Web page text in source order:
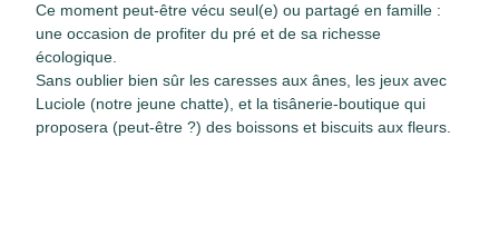
Ce moment peut-être vécu seul(e) ou partagé en famille :
une occasion de profiter du pré et de sa richesse
écologique.
Sans oublier bien sûr les caresses aux ânes, les jeux avec
Luciole (notre jeune chatte), et la tisânerie-boutique qui
proposera (peut-être ?) des boissons et biscuits aux fleurs.